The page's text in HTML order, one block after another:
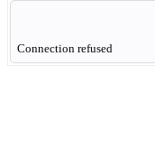
Connection refused